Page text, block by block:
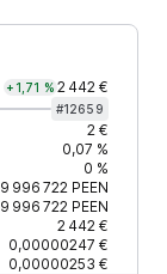
+1,71 % 2 442 €
#12659
2 €
0,07 %
0 %
996 722PEEN
996 722PEEN
2 442 €
0,00000247 €
0,00000253 €